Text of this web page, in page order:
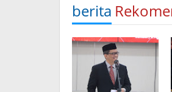
berita